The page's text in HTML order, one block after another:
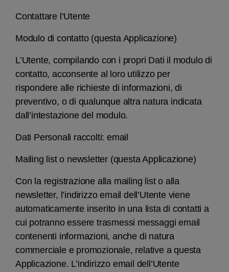
Contattare l’Utente
Modulo di contatto (questa Applicazione)
L’Utente, compilando con i propri Dati il modulo di
contatto, acconsente al loro utilizzo per
rispondere alle richieste di informazioni, di
preventivo, o di qualunque altra natura indicata
dall’intestazione del modulo.
Dati Personali raccolti: email
Mailing list o newsletter (questa Applicazione)
Con la registrazione alla mailing list o alla
newsletter, l’indirizzo email dell’Utente viene
automaticamente inserito in una lista di contatti a
cui potranno essere trasmessi messaggi email
contenenti informazioni, anche di natura
commerciale e promozionale, relative a questa
Applicazione. L’indirizzo email dell’Utente